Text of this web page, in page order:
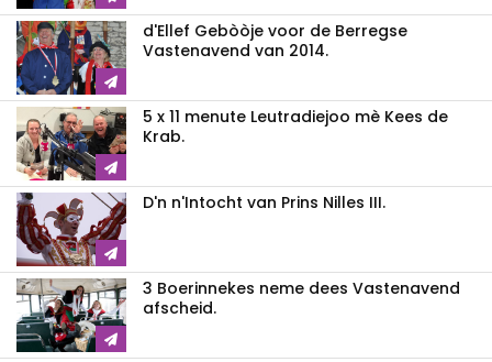
d'Ellef Gebòòje voor de Berregse
Vastenavend van 2014.
5 x 11 menute Leutradiejoo mè Kees de
Krab.
D'n n'Intocht van Prins Nilles III.
3 Boerinnekes neme dees Vastenavend
afscheid.